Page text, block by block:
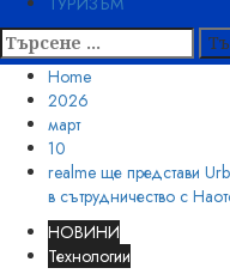
Търсене
за:
Home
2026
март
10
realme ще представи
в сътрудничество с
НОВИНИ
Технологии